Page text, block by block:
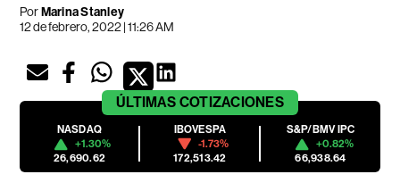
PorMarina Stanley
12 de febrero, 2022 | 11:26 AM
ÚLTIMAS COTIZACIONES
NASDAQ
+1.30%
26,690.62
IBOVESPA
-1.73%
172,513.42
S&P/BMV IPC
+0.82%
66,938.64